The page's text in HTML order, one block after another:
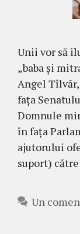
Unii vor să
„baba și
Angel
fața
Domnule
în fața
ajutorului
suport)
Un